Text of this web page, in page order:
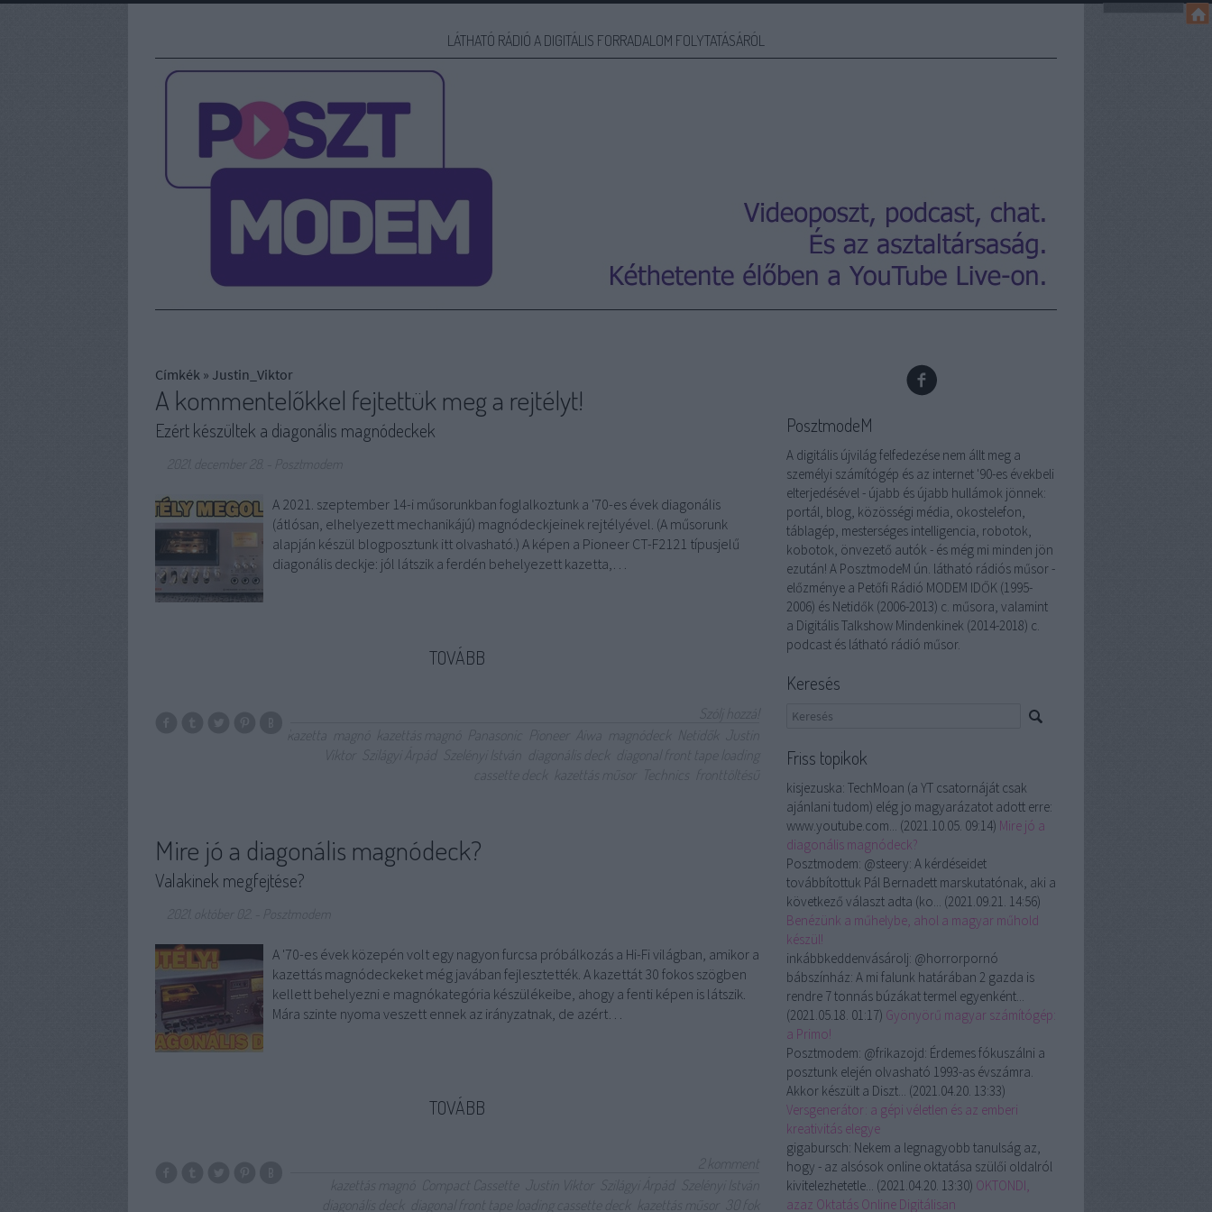
LÁTHATÓ RÁDIÓ A DIGITÁLIS FORRADALOM FOLYTATÁSÁRÓL
Címkék » Justin_Viktor
A kommentelőkkel fejtettük meg a rejtélyt!
Ezért készültek a diagonális magnódeckek
Posztmodem
A 2021. szeptember 14-i műsorunkban foglalkoztunk a '70-es évek diagonális
(átlósan, elhelyezett mechanikájú) magnódeckjeinek rejtélyével. (A műsorunk
alapján készül blogposztunk itt olvasható.) A képen a Pioneer CT-F2121 típusjelű
diagonális deckje: jól látszik a ferdén behelyezett kazetta,…
TOVÁBB
Szólj hozzá!
kazetta
magnó kazettás magnó Aiwa magnódeck Netidők
Viktor
Szilágyi Árpád Szelényi István diagonális deck
diagonal front tape loading
cassette deck
kazettás műsor
Mire jó a diagonális magnódeck?
Valakinek megfejtése?
2021. október 02. Posztmodem
A '70-es évek közepén volt egy nagyon furcsa próbálkozás a Hi-Fi világban, amikor a
kazettás magnódeckeket még javában fejlesztették. A kazettát 30 fokos szögben
kellett behelyezni e magnókategória készülékeibe, ahogy a fenti képen is látszik.
Mára szinte nyoma veszett ennek az irányzatnak, de azért…
TOVÁBB
2 komment
kazettás magnó
Compact Cassette Justin Viktor Szilágyi Árpád
Szelényi István
diagonális deck
diagonal front tape loading cassette deck kazettás műsor 30 fok
PosztmodeM
A digitális újvilág felfedezése nem állt meg a
személyi számítógép és az internet '90-es évekbeli
elterjedésével - újabb és újabb hullámok jönnek:
portál, blog, közösségi média, okostelefon,
táblagép, mesterséges intelligencia, robotok,
kobotok, önvezető autók - és még mi minden jön
ezután! A PosztmodeM ún. látható rádiós műsor -
előzménye a Petőfi Rádió MODEM IDŐK (1995-
2006) és Netidők (2006-2013) c. műsora, valamint
a Digitális Talkshow Mindenkinek (2014-2018) c.
podcast és látható rádió műsor.
Keresés
Friss topikok
kisjezuska: TechMoan (a YT csatornáját csak
ajánlani tudom) elég jo magyarázatot adott erre:
www.youtube.com... (2021.10.05. 09:14) Mire jó a
diagonális magnódeck?
Posztmodem: @steery: A kérdéseidet
továbbítottuk Pál Bernadett marskutatónak, aki a
következő választ adta (ko... (2021.09.21. 14:56)
Benézünk a műhelybe, ahol a magyar műhold
készül!
inkábbkeddenvásárolj: @horrorpornó
bábszínház: A mi falunk határában 2 gazda is
rendre 7 tonnás búzákat termel egyenként...
(2021.05.18. 01:17) Gyönyörű magyar számítógép:
a Primo!
Posztmodem: @frikazojd: Érdemes fókuszálni a
posztunk elején olvasható 1993-as évszámra.
Akkor készült a Diszt... (2021.04.20. 13:33)
Versgenerátor: a gépi véletlen és az emberi
kreativitás elegye
gigabursch: Nekem a legnagyobb tanulság az,
hogy - az alsósok online oktatása szülői oldalról
kivitelezhetetle... (2021.04.20. 13:30) OKTONDI,
azaz Oktatás Online Digitálisan